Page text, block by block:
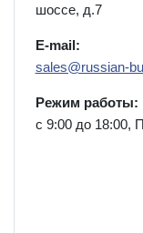
шоссе, д.7
E-mail:
sales@russian-
Режим работы:
с 9:00 до 18:00,